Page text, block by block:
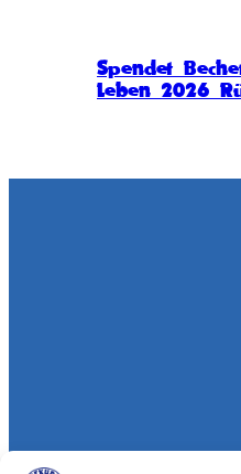
Spendet
Leben 2026